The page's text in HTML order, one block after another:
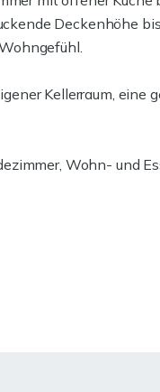
Deckenhöhe
Kellerraum,
Wohn- und